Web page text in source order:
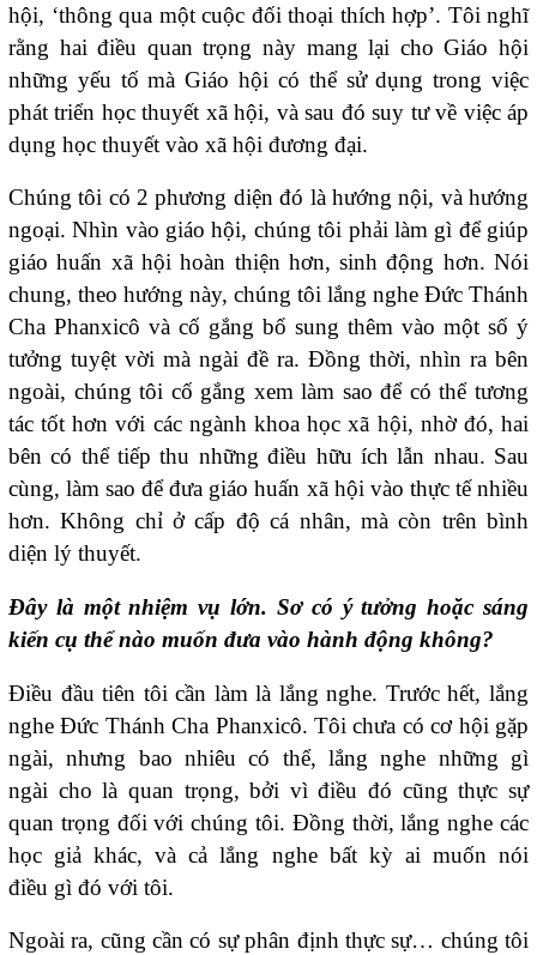
hội, ‘thông qua một cuộc đối thoại thích hợp’. Tôi nghĩ
rằng hai điều quan trọng này mang lại cho Giáo hội
những yếu tố mà Giáo hội có thể sử dụng trong việc
phát triển học thuyết xã hội, và sau đó suy tư về việc áp
dụng học thuyết vào xã hội đương đại.
Chúng tôi có 2 phương diện đó là hướng nội, và hướng
ngoại. Nhìn vào giáo hội, chúng tôi phải làm gì để giúp
giáo huấn xã hội hoàn thiện hơn, sinh động hơn. Nói
chung, theo hướng này, chúng tôi lắng nghe Đức Thánh
Cha Phanxicô và cố gắng bổ sung thêm vào một số ý
tưởng tuyệt vời mà ngài đề ra. Đồng thời, nhìn ra bên
ngoài, chúng tôi cố gắng xem làm sao để có thể tương
tác tốt hơn với các ngành khoa học xã hội, nhờ đó, hai
bên có thể tiếp thu những điều hữu ích lẫn nhau. Sau
cùng, làm sao để đưa giáo huấn xã hội vào thực tế nhiều
hơn. Không chỉ ở cấp độ cá nhân, mà còn trên bình
diện lý thuyết.
Đây là một nhiệm vụ lớn. Sơ có ý tưởng hoặc sáng
kiến cụ thể nào muốn đưa vào hành động không?
Điều đầu tiên tôi cần làm là lắng nghe. Trước hết, lắng
nghe Đức Thánh Cha Phanxicô. Tôi chưa có cơ hội gặp
ngài, nhưng bao nhiêu có thể, lắng nghe những gì
ngài cho là quan trọng, bởi vì điều đó cũng thực sự
quan trọng đối với chúng tôi. Đồng thời, lắng nghe các
học giả khác, và cả lắng nghe bất kỳ ai muốn nói
điều gì đó với tôi.
Ngoài ra, cũng cần có sự phân định thực sự… chúng tôi